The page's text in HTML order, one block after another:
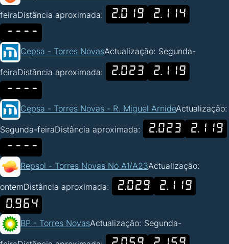
feiraDistância aproximada: 2.019
2.114
----
Cepsa - Torres NovasActualização: Segunda-
feiraDistância aproximada: 2.023
2.119
----
Cepsa - Torres Novas - R. Miguel ArnideActualização:
Segunda-feiraDistância aproximada: 2.023
2.119
----
Repsol - Torres Novas Nó A1/A23Actualização:
ontemDistância aproximada: 2.029
2.119
0.964
BP - Torres NovasActualização: Segunda-